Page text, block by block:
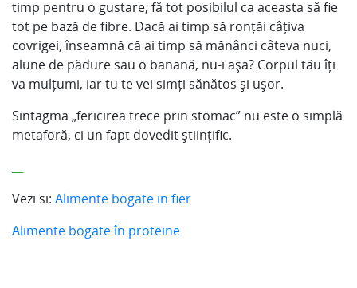
timp pentru o gustare, fă tot posibilul ca aceasta să fie
tot pe bază de fibre. Dacă ai timp să ronțăi câțiva
covrigei, înseamnă că ai timp să mănânci câteva nuci,
alune de pădure sau o banană, nu-i așa? Corpul tău îți
va mulțumi, iar tu te vei simți sănătos și ușor.
Sintagma „fericirea trece prin stomac” nu este o simplă
metaforă, ci un fapt dovedit științific.
Vezi si: Alimente bogate in fier
Alimente bogate în proteine